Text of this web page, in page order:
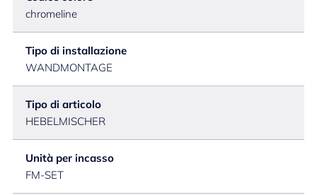
chromeline
Tipo di installazione
WANDMONTAGE
Tipo di articolo
HEBELMISCHER
Unità per incasso
FM-SET